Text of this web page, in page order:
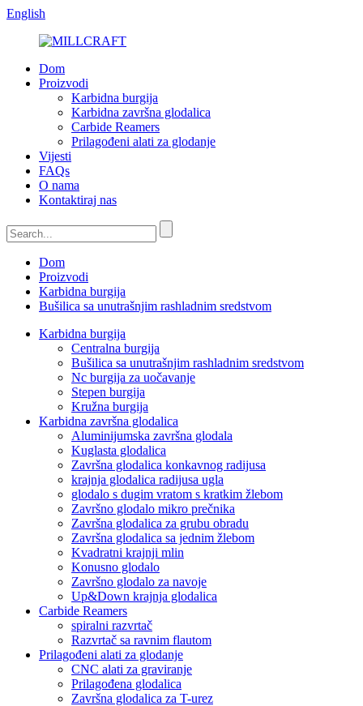
English
Dom
Proizvodi
Karbidna burgija
Karbidna završna glodalica
Carbide Reamers
Prilagođeni alati za glodanje
Vijesti
FAQs
O nama
Kontaktiraj nas
Dom
Proizvodi
Karbidna burgija
Bušilica sa unutrašnjim rashladnim sredstvom
Karbidna burgija
Centralna burgija
Bušilica sa unutrašnjim rashladnim sredstvom
Nc burgija za uočavanje
Stepen burgija
Kružna burgija
Karbidna završna glodalica
Aluminijumska završna glodala
Kuglasta glodalica
Završna glodalica konkavnog radijusa
krajnja glodalica radijusa ugla
glodalo s dugim vratom s kratkim žlebom
Završno glodalo mikro prečnika
Završna glodalica za grubu obradu
Završna glodalica sa jednim žlebom
Kvadratni krajnji mlin
Konusno glodalo
Završno glodalo za navoje
Up&Down krajnja glodalica
Carbide Reamers
spiralni razvrtač
Razvrtač sa ravnim flautom
Prilagođeni alati za glodanje
CNC alati za graviranje
Prilagođena glodalica
Završna glodalica za T-urez